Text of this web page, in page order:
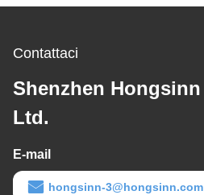
Contattaci
Shenzhen
Ltd.
E-mail
hongsinn-3@hongsinn.com